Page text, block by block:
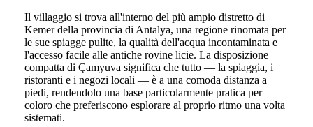
Il villaggio si trova all'interno del più ampio distretto di
Kemer della provincia di Antalya, una regione rinomata per
le sue spiagge pulite, la qualità dell'acqua incontaminata e
l'accesso facile alle antiche rovine licie. La disposizione
compatta di Çamyuva significa che tutto — la spiaggia, i
ristoranti e i negozi locali — è a una comoda distanza a
piedi, rendendolo una base particolarmente pratica per
coloro che preferiscono esplorare al proprio ritmo una volta
sistemati.